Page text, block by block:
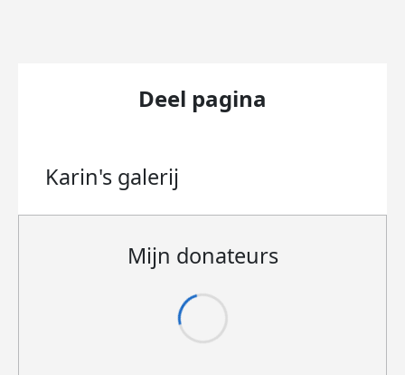
Deel pagina
Karin's galerij
Mijn donateurs